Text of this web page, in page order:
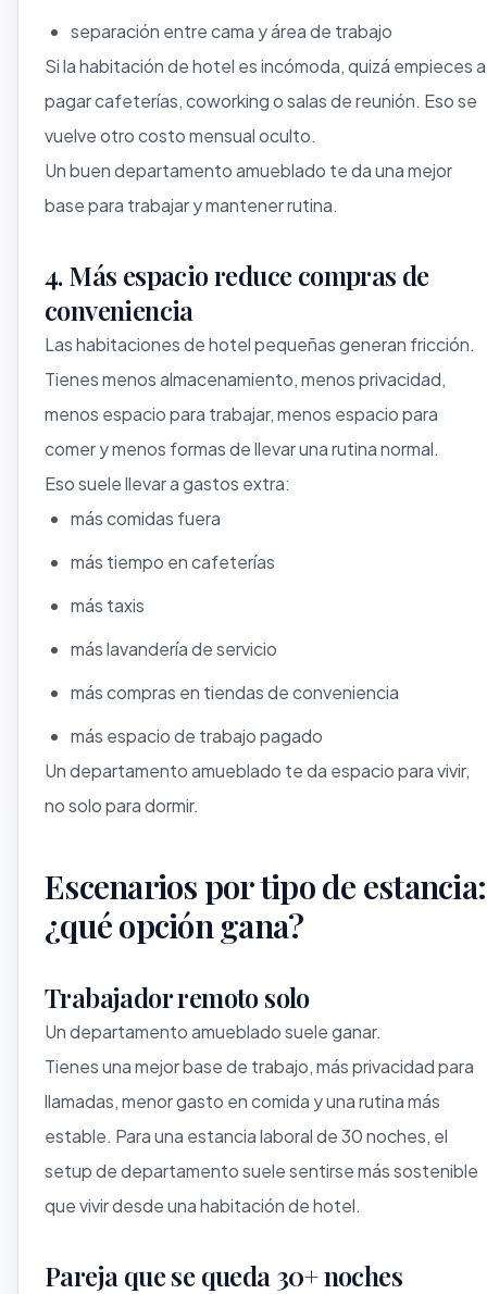
separación entre cama y área de trabajo
Si la habitación de hotel es incómoda, quizá empieces a
pagar cafeterías, coworking o salas de reunión. Eso se
vuelve otro costo mensual oculto.
Un buen departamento amueblado te da una mejor
base para trabajar y mantener rutina.
4. Más espacio reduce compras de
conveniencia
Las habitaciones de hotel pequeñas generan fricción.
Tienes menos almacenamiento, menos privacidad,
menos espacio para trabajar, menos espacio para
comer y menos formas de llevar una rutina normal.
Eso suele llevar a gastos extra:
más comidas fuera
más tiempo en cafeterías
más taxis
más lavandería de servicio
más compras en tiendas de conveniencia
más espacio de trabajo pagado
Un departamento amueblado te da espacio para vivir,
no solo para dormir.
Escenarios por tipo de estancia:
¿qué opción gana?
Trabajador remoto solo
Un departamento amueblado suele ganar.
Tienes una mejor base de trabajo, más privacidad para
llamadas, menor gasto en comida y una rutina más
estable. Para una estancia laboral de 30 noches, el
setup de departamento suele sentirse más sostenible
que vivir desde una habitación de hotel.
Pareja que se queda 30+ noches